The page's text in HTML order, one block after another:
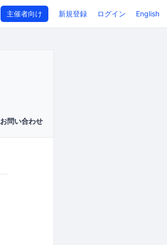
主催者向け 新規登録 ログイン English
お問い合わせ